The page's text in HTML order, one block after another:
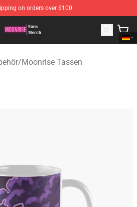
on orders over $100
Moonrise Merchandise Shop
/Moonrise Tassen